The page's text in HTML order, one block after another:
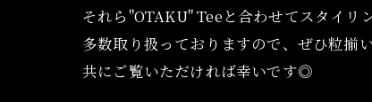
それら"OTAKU" Teeと合わせてスタイリ
多数取り扱っておりますので、ぜひ粒揃
共にご覧いただければ幸いです◎